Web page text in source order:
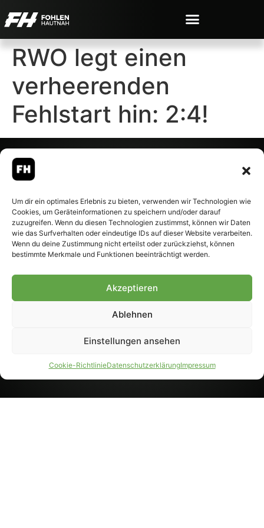
Um dir ein optimales Erlebnis zu bieten, verwenden wir Technologien wie
Cookies, um Geräteinformationen zu speichern und/oder darauf
zuzugreifen. Wenn du diesen Technologien zustimmst, können wir Daten
wie das Surfverhalten oder eindeutige IDs auf dieser Website verarbeiten.
Wenn du deine Zustimmung nicht erteilst oder zurückziehst, können
bestimmte Merkmale und Funktionen beeinträchtigt werden.
Akzeptieren
Ablehnen
Einstellungen ansehen
Cookie-RichtlinieDatenschutzerklärungImpressum
RWO legt einen
verheerenden
Fehlstart hin: 2:4!
– Alle rechte vorbehalten.
Fohlen-Hautnah.de ist ein
offiziell eingetragenes Magazin
bei der Deutschen
Nationalbibliothek (ISSN 1868-
Weiterverarbeitung, auch
Genehmigung.
PARTNER WERDEN
AGB